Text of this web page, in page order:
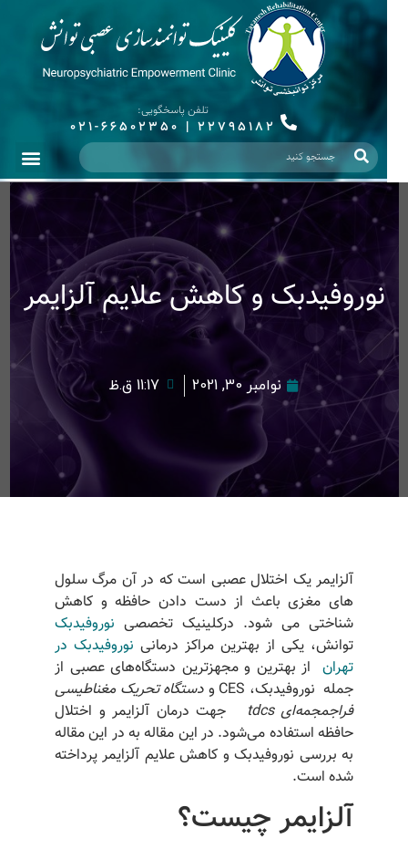
تلفن پاسخگویی:
22795182
|
021-66502350
نوروفیدبک و کاهش علایم آلزایمر
نوامبر 30, 2021 11:17 ق.ظ
آلزایمر یک اختلال عصبی است که در آن مرگ سلول
های مغزی باعث از دست دادن حافظه و کاهش
شناختی می شود. درکلینیک تخصصینوروفیدبک
توانش، یکی از بهترین مراکز درمانینوروفیدبک در
تهراناز بهترین و مجهزترین دستگاه‌های عصبی از
جمله نوروفیدبک، CES و
دستگاه تحریک مغناطیسی
فراجمجمه‌ایtdcs جهت درمان آلزایمر و اختلال
حافظه استفاده می‌شود. در این مقاله به در این مقاله
به بررسی نوروفیدبک و کاهش علایم آلزایمر پرداخته
شده است.
آلزایمر چیست؟